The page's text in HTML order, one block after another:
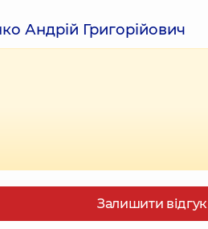
Андрій Григорійович
Залишити відгук